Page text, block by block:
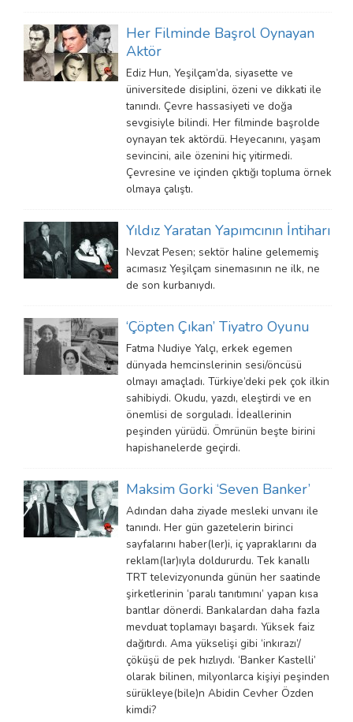
Her Filminde Başrol Oynayan
Aktör
Ediz Hun, Yeşilçam’da, siyasette ve
üniversitede disiplini, özeni ve dikkati ile
tanındı. Çevre hassasiyeti ve doğa
sevgisiyle bilindi. Her filminde başrolde
oynayan tek aktördü. Heyecanını, yaşam
sevincini, aile özenini hiç yitirmedi.
Çevresine ve içinden çıktığı topluma örnek
olmaya çalıştı.
Yıldız Yaratan Yapımcının İntiharı
Nevzat Pesen; sektör haline gelememiş
acımasız Yeşilçam sinemasının ne ilk, ne
de son kurbanıydı.
‘Çöpten Çıkan’ Tiyatro Oyunu
Fatma Nudiye Yalçı, erkek egemen
dünyada hemcinslerinin sesi/öncüsü
olmayı amaçladı. Türkiye’deki pek çok ilkin
sahibiydi. Okudu, yazdı, eleştirdi ve en
önemlisi de sorguladı. İdeallerinin
peşinden yürüdü. Ömrünün beşte birini
hapishanelerde geçirdi.
Maksim Gorki ‘Seven Banker’
Adından daha ziyade mesleki unvanı ile
tanındı. Her gün gazetelerin birinci
sayfalarını haber(ler)i, iç yapraklarını da
reklam(lar)ıyla doldururdu. Tek kanallı
TRT televizyonunda günün her saatinde
şirketlerinin ‘paralı tanıtımını’ yapan kısa
bantlar dönerdi. Bankalardan daha fazla
mevduat toplamayı başardı. Yüksek faiz
dağıtırdı. Ama yükselişi gibi ‘inkırazı’/
çöküşü de pek hızlıydı. ‘Banker Kastelli’
olarak bilinen, milyonlarca kişiyi peşinden
sürükleye(bile)n Abidin Cevher Özden
kimdi?